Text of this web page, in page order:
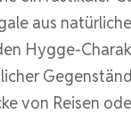
aus
Hygge-
von Reisen